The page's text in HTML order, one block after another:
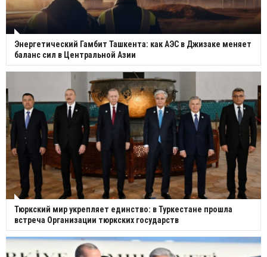
Энергетический Гамбит Ташкента: как АЭС в Джизаке меняет
баланс сил в Центральной Азии
Тюркский мир укрепляет единство: в Туркестане прошла
встреча Организации тюркских государств